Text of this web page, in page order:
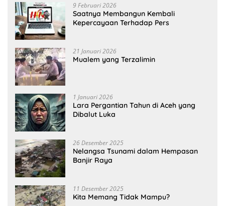
9 Februari 2026
Saatnya Membangun Kembali
Kepercayaan Terhadap Pers
21 Januari 2026
Mualem yang Terzalimin
1 Januari 2026
Lara Pergantian Tahun di Aceh yang
Dibalut Luka
26 Desember 2025
Nelangsa Tsunami dalam Hempasan
Banjir Raya
11 Desember 2025
Kita Memang Tidak Mampu?